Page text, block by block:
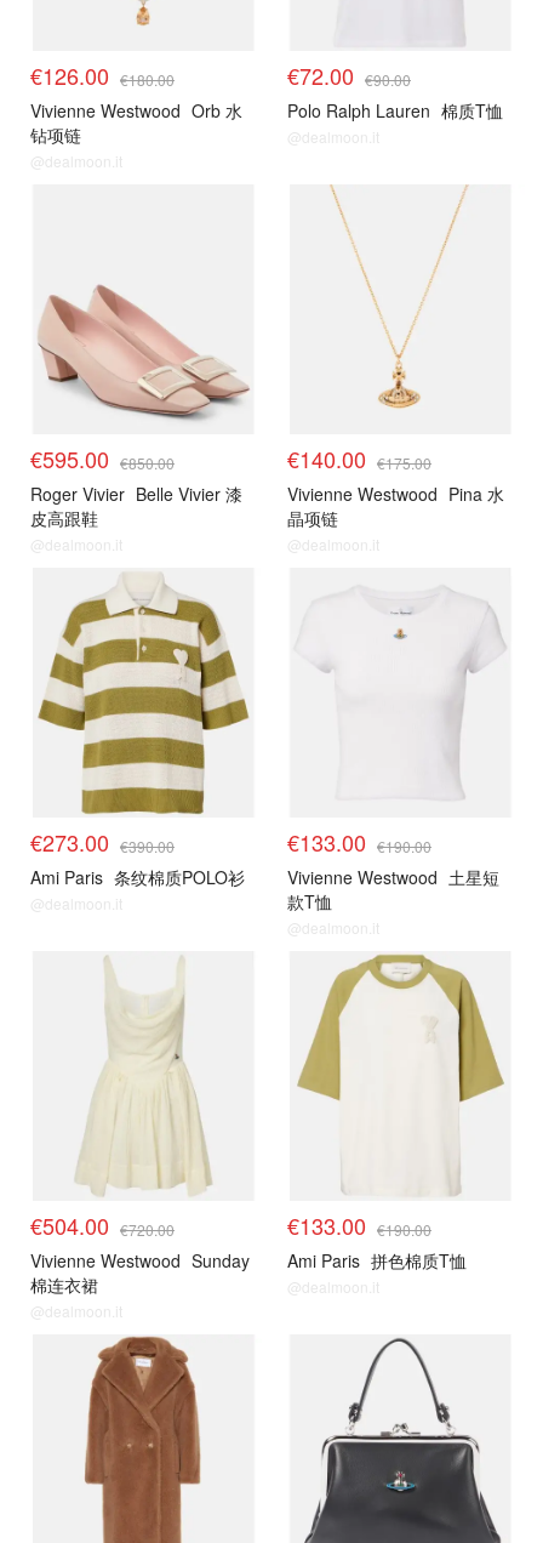
€126.00 €180.00
Vivienne Westwood Orb 水
钻项链
@dealmoon.it
€72.00 €90.00
Polo Ralph Lauren 棉质T恤
@dealmoon.it
€595.00 €850.00
Roger Vivier Belle Vivier 漆
皮高跟鞋
@dealmoon.it
€140.00 €175.00
Vivienne Westwood Pina 水
晶项链
@dealmoon.it
€273.00 €390.00
Ami Paris 条纹棉质POLO衫
@dealmoon.it
€133.00 €190.00
Vivienne Westwood 土星短
款T恤
@dealmoon.it
€504.00 €720.00
Vivienne Westwood Sunday
棉连衣裙
@dealmoon.it
€133.00 €190.00
Ami Paris 拼色棉质T恤
@dealmoon.it